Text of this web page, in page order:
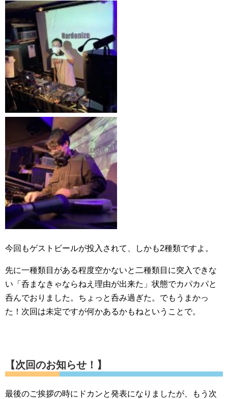
今回もゲストビールが投入されて、しかも2種類ですよ。
先に一種類目がある程度空かないと二種類目に突入できな
い「呑まなきゃならねえ理由が出来た」状態でカパカパと
呑んでおりました。ちょっと呑み過ぎた。でもうまかっ
た！次回は未定ですが何かあるかもねということで。
【次回のお知らせ！】
最後のご挨拶の時にドカンと発表になりましたが、もう次